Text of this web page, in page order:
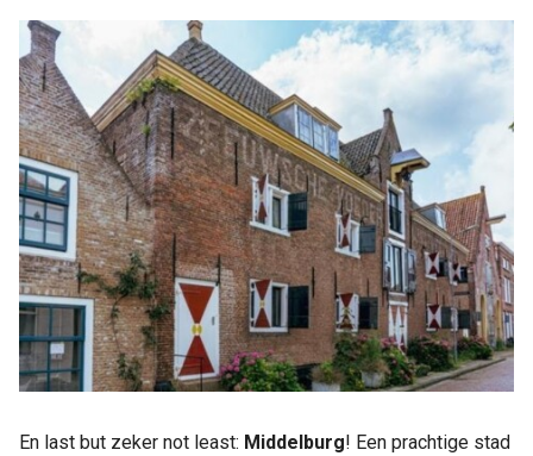
En last but zeker not least: Middelburg! Een prachtige stad